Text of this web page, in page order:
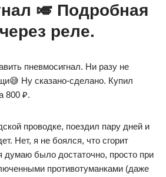
🎺 Подробная
реле.
пневмосигнал. Ни разу не
Ну сказано-сделано. Купил
800 ₽.
проводке, поездил пару дней и
Нет, я не боялся, что сгорит
думаю было достаточно, просто при
противотуманками (даже